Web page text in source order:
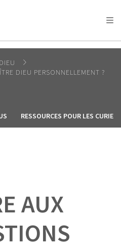
DIEU PERSONNELLEMENT ?
RESSOURCES POUR LES
AUX